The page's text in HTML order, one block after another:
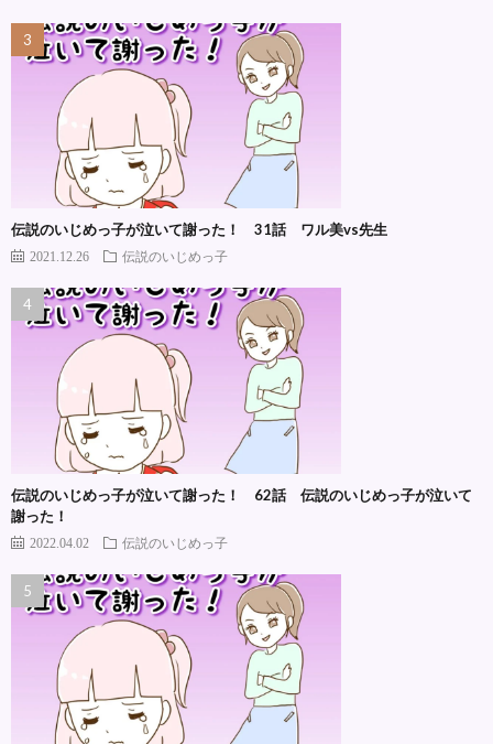
伝説のいじめっ子が泣いて謝った！ 31話 ワル美vs先生
2021.12.26 伝説のいじめっ子
伝説のいじめっ子が泣いて謝った！ 62話 伝説のいじめっ子が泣いて
謝った！
2022.04.02 伝説のいじめっ子